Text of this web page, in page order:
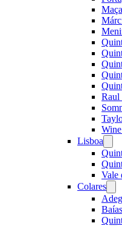
Raul
Lisboa
Vale
Colares